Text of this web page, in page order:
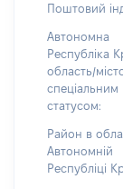
Поштовий
Автономна
Республіка
область/
спеціальним
статусом:
Район в
Автономній
Республіці